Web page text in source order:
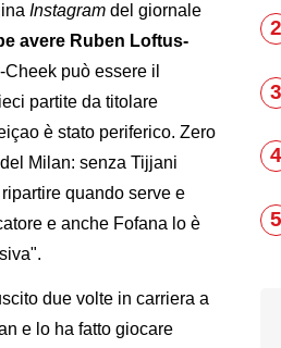
Instagram del giornale
avere Ruben Loftus-
può essere il
partite da titolare
è stato periferico. Zero
Milan: senza Tijjani
quando serve e
e anche Fofana lo è
due volte in carriera a
e lo ha fatto giocare
2
3
4
5